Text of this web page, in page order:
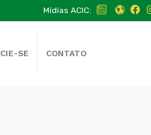
Mídias ACIC:
SE CONTATO